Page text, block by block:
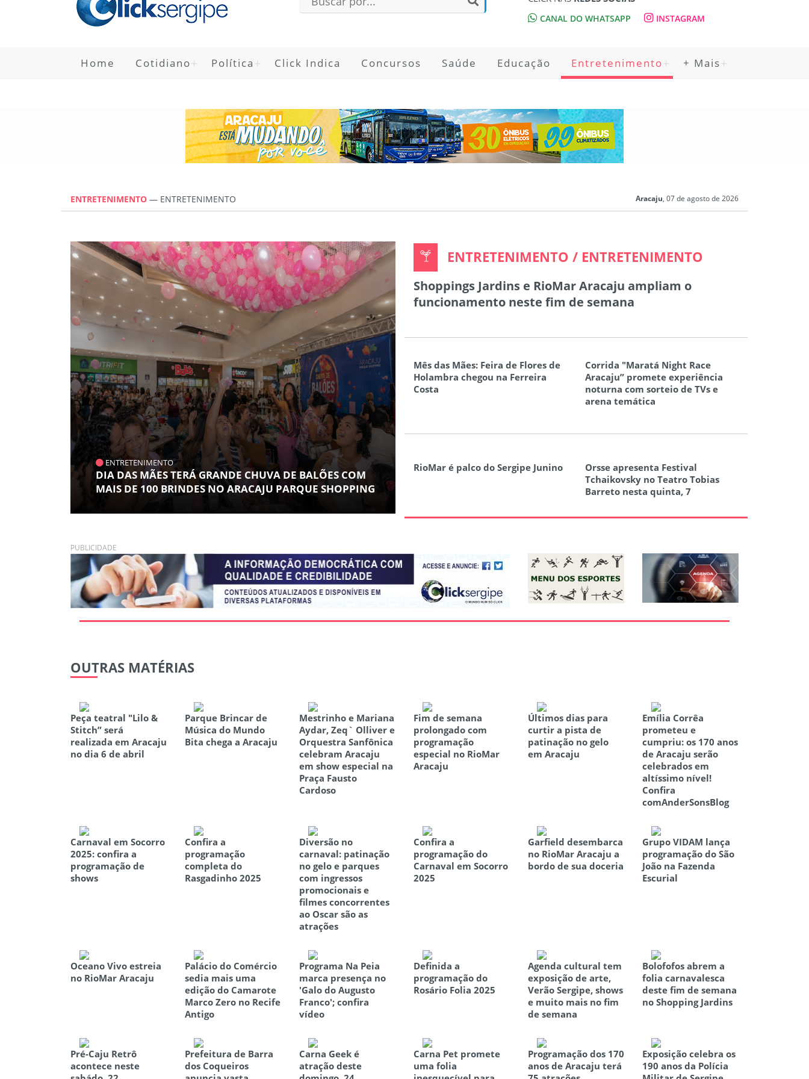
CANAL DO WHATSAPP INSTAGRAM
Home Cotidiano Política Click Indica Concursos Saúde Educação Entretenimento + Mais
ENTRETENIMENTO — ENTRETENIMENTO Aracaju, 07 de agosto de 2026
ENTRETENIMENTO
DIA DAS MÃES TERÁ GRANDE CHUVA DE BALÕES COM
MAIS DE 100 BRINDES NO ARACAJU PARQUE SHOPPING
ENTRETENIMENTO / ENTRETENIMENTO
Shoppings Jardins e RioMar Aracaju ampliam o
funcionamento neste fim de semana
Mês das Mães: Feira de Flores de
Holambra chegou na Ferreira
Costa
Corrida "Maratá Night Race
Aracaju” promete experiência
noturna com sorteio de TVs e
arena temática
RioMar é palco do Sergipe Junino
Orsse apresenta Festival
Tchaikovsky no Teatro Tobias
Barreto nesta quinta, 7
PUBLICIDADE
OUTRAS MATÉRIAS
Peça teatral "Lilo &
Stitch” será
realizada em Aracaju
no dia 6 de abril
Parque Brincar de
Música do Mundo
Bita chega a Aracaju
Mestrinho e Mariana
Aydar, Zeq` Olliver e
Orquestra Sanfônica
celebram Aracaju
em show especial na
Praça Fausto
Cardoso
Fim de semana
prolongado com
programação
especial no RioMar
Aracaju
Últimos dias para
curtir a pista de
patinação no gelo
em Aracaju
Emília Corrêa
prometeu e
cumpriu: os 170 anos
de Aracaju serão
celebrados em
altíssimo nível!
Confira
comAnderSonsBlog
Carnaval em Socorro
2025: confira a
programação de
shows
Confira a
programação
completa do
Rasgadinho 2025
Diversão no
carnaval: patinação
no gelo e parques
com ingressos
promocionais e
filmes concorrentes
ao Oscar são as
atrações
Confira a
programação do
Carnaval em Socorro
2025
Garfield desembarca
no RioMar Aracaju a
bordo de sua doceria
Grupo VIDAM lança
programação do São
João na Fazenda
Escurial
Oceano Vivo estreia
no RioMar Aracaju
Palácio do Comércio
sedia mais uma
edição do Camarote
Marco Zero no Recife
Antigo
Programa Na Peia
marca presença no
'Galo do Augusto
Franco'; confira
vídeo
Definida a
programação do
Rosário Folia 2025
Agenda cultural tem
exposição de arte,
Verão Sergipe, shows
e muito mais no fim
de semana
Bolofofos abrem a
folia carnavalesca
deste fim de semana
no Shopping Jardins
Pré-Caju Retrô
acontece neste
Prefeitura de Barra
dos Coqueiros
Carna Geek é
atração deste
Carna Pet promete
uma folia
Programação dos 170
anos de Aracaju terá
Exposição celebra os
190 anos da Polícia